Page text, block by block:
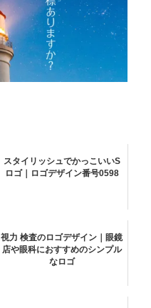
スタイリッシュでかっこいいS
ロゴ｜ロゴデザイン番号0598
視力 検査のロゴデザイン｜眼鏡
店や眼科におすすめのシンプル
なロゴ